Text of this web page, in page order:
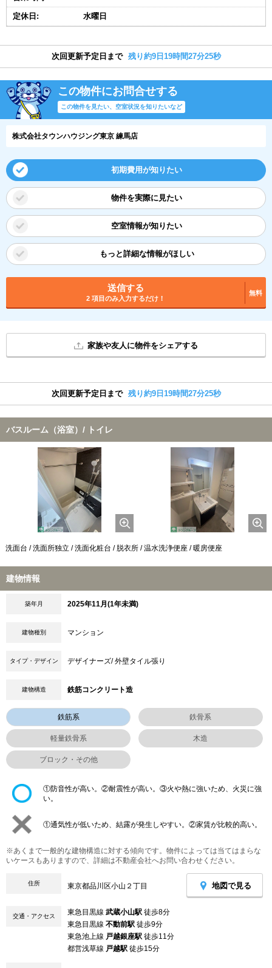
定休日: 水曜日
次回更新予定日まで 残り約9日19時間27分24秒
この物件にお問合せする
この物件を見たい、空室状況を知りたいなど
株式会社タウンハウジング東京 練馬店
初期費用が知りたい
物件を実際に見たい
空室情報が知りたい
もっと詳細な情報がほしい
送信する
2 項目のみ入力するだけ！
無料
家族や友人に物件をシェアする
次回更新予定日まで 残り約9日19時間27分24秒
バスルーム（浴室）/ トイレ
洗面台 / 洗面所独立 / 洗面化粧台 / 脱衣所 / 温水洗浄便座 / 暖房便座
建物情報
築年月 2025年11月(1年未満)
建物種別 マンション
タイプ・デザイン デザイナーズ/ 外壁タイル張り
建物構造 鉄筋コンクリート造
鉄筋系 鉄骨系
軽量鉄骨系 木造
ブロック・その他
①防音性が高い。②耐震性が高い。③火や熱に強いため、火災に強
い。
①通気性が低いため、結露が発生しやすい。②家賃が比較的高い。
※あくまで一般的な建物構造に対する傾向です。物件によっては当てはまらな
いケースもありますので、詳細は不動産会社へお問い合わせください。
住所 東京都品川区小山２丁目 地図で見る
交通・アクセス 東急目黒線 武蔵小山駅 徒歩8分
東急目黒線 不動前駅 徒歩9分
東急池上線 戸越銀座駅 徒歩11分
都営浅草線 戸越駅 徒歩15分